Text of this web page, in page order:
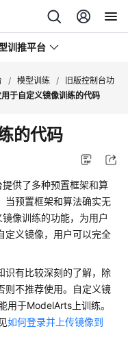
训推平台
/ 模型训练 /
旧版控制台功
于自定义镜像训练的代码
的代码
供了多种预置框架和算
当预置框架和算法确实无
像训练的功能，为用户
定义镜像，用户可以完全
识有比较深刻的了解，除
则不推荐使用。自定义镜
用于ModelArts上训练。
如何登录并上传镜像到